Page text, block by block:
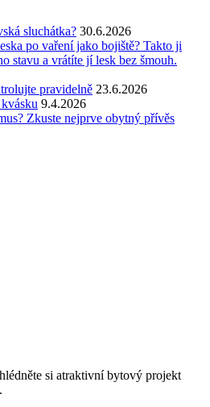
sluchátka? 30.6.2026
po vaření jako bojiště? Takto ji
stavu a vrátíte jí lesk bez šmouh.
pravidelně 23.6.2026
9.4.2026
Zkuste nejprve obytný přívěs
si atraktivní bytový projekt